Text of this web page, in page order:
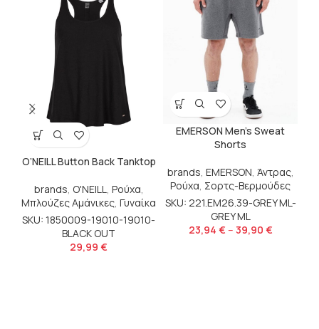
O’NEILL Button Back Tanktop
brands, O'NEILL, Ρούχα,
Μπλούζες Αμάνικες, Γυναίκα
SKU: 1850009-19010-19010-
BLACK OUT
29,99 €
EMERSON Men’s Sweat
Shorts
brands, EMERSON, Άντρας,
Ρούχα, Σορτς-Βερμούδες
SKU: 221.EM26.39-GREY ML-
GREY ML
23,94 € – 39,90 €